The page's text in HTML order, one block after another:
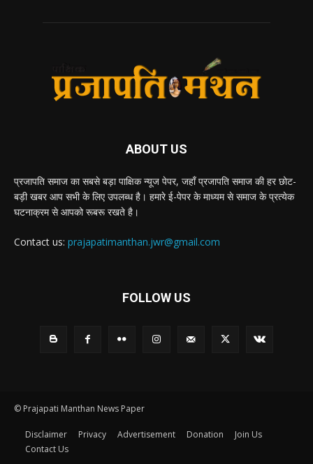
ABOUT US
प्रजापति समाज का सबसे बड़ा पाक्षिक न्यूज पेपर, जहाँ प्रजापति समाज की हर छोट-
बड़ी खबर आप सभी के लिए उपलब्ध है। हमारे ई-पेपर के माध्यम से समाज के प्रत्येक
घटनाक्रम से आपको रूबरू रखते है।
Contact us: prajapatimanthan.jwr@gmail.com
FOLLOW US
© Prajapati Manthan News Paper
Disclaimer Privacy Advertisement Donation
Join Us
Contact Us